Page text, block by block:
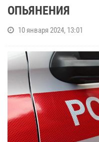
ОПЬЯНЕНИЯ
10 января 2024, 13:01